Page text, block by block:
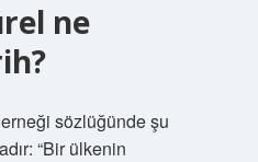
ne
sözlüğünde şu
“Bir ülkenin